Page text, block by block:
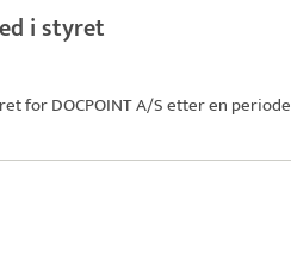
i styret
forDOCPOINT A/Setter en periode